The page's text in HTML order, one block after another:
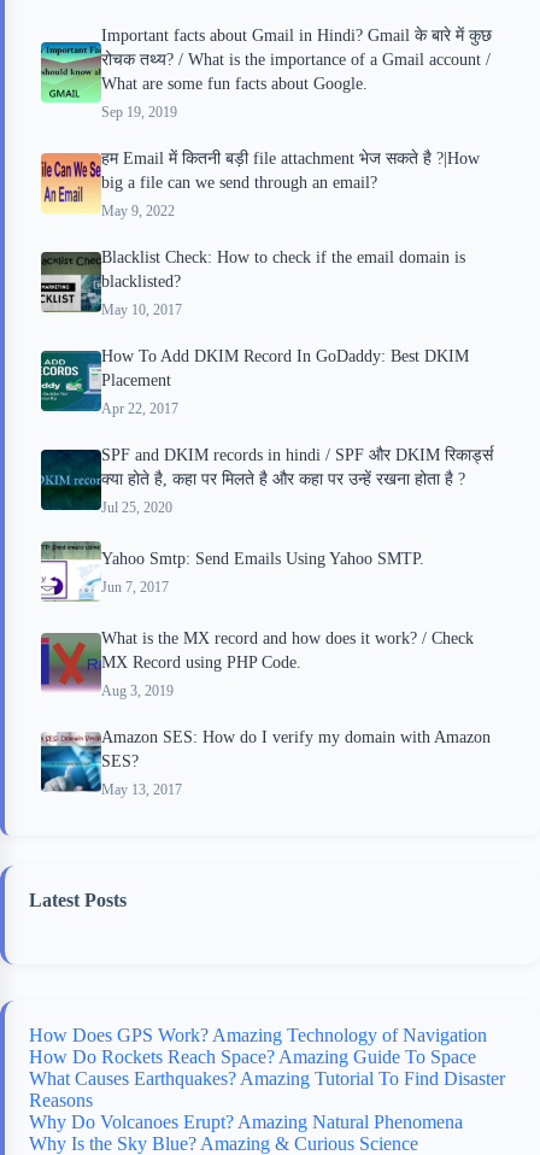
k
r
d
s
t
Important facts about Gmail in Hindi? Gmail के बारे में कुछ
रोचक तथ्य? / What is the importance of a Gmail account /
What are some fun facts about Google.
Sep 19, 2019
हम Email में कितनी बड़ी file attachment भेज सकते है ?|How
big a file can we send through an email?
May 9, 2022
Blacklist Check: How to check if the email domain is
blacklisted?
May 10, 2017
How To Add DKIM Record In GoDaddy: Best DKIM
Placement
Apr 22, 2017
SPF and DKIM records in hindi / SPF और DKIM रिकार्ड्स
क्या होते है, कहा पर मिलते है और कहा पर उन्हें रखना होता है ?
Jul 25, 2020
Yahoo Smtp: Send Emails Using Yahoo SMTP.
Jun 7, 2017
What is the MX record and how does it work? / Check
MX Record using PHP Code.
Aug 3, 2019
Amazon SES: How do I verify my domain with Amazon
SES?
May 13, 2017
Latest Posts
How Does GPS Work? Amazing Technology of Navigation
How Do Rockets Reach Space? Amazing Guide To Space
What Causes Earthquakes? Amazing Tutorial To Find Disaster
Reasons
Why Do Volcanoes Erupt? Amazing Natural Phenomena
Why Is the Sky Blue? Amazing & Curious Science